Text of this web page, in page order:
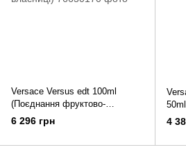
Versace Versus edt 100ml
(Поєднання фруктово-
квіткових акордів надає
солодку свіжість своєї
6 296 грн 4